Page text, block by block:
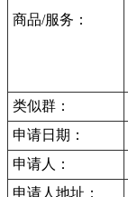
商品/服务：
类似群：
申请日期：
申请人：
申请人地址：